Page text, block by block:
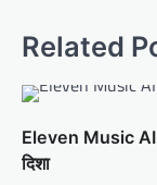
n
a
v
i
Related
Eleven Music AI
दिशा